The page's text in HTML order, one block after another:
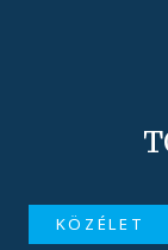
KÖZÉLET